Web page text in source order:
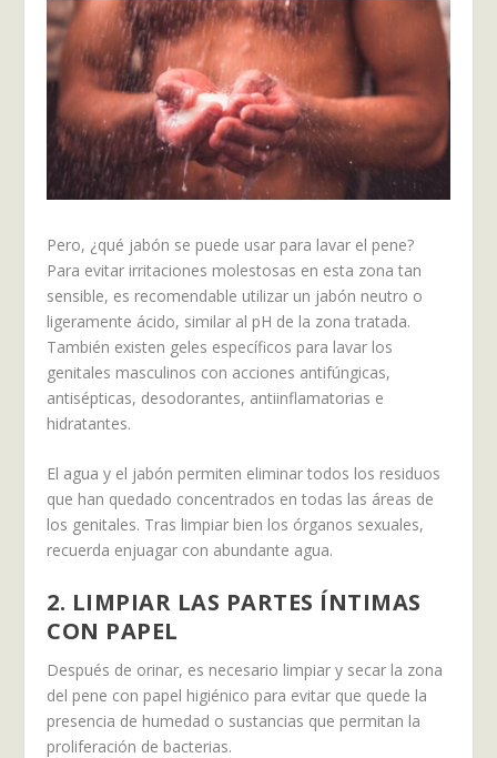
Pero, ¿qué jabón se puede usar para lavar el pene?
Para evitar irritaciones molestosas en esta zona tan
sensible, es recomendable utilizar un jabón neutro o
ligeramente ácido, similar al pH de la zona tratada.
También existen geles específicos para lavar los
genitales masculinos con acciones antifúngicas,
antisépticas, desodorantes, antiinflamatorias e
hidratantes.
El agua y el jabón permiten eliminar todos los residuos
que han quedado concentrados en todas las áreas de
los genitales. Tras limpiar bien los órganos sexuales,
recuerda enjuagar con abundante agua.
2. LIMPIAR LAS PARTES ÍNTIMAS
CON PAPEL
Después de orinar, es necesario limpiar y secar la zona
del pene con papel higiénico para evitar que quede la
presencia de humedad o sustancias que permitan la
proliferación de bacterias.